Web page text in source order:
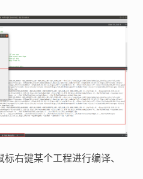
右键某个工程进行编译、